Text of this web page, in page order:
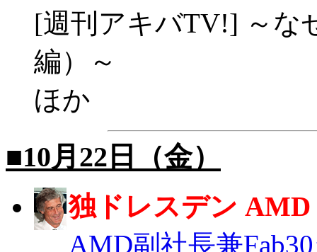
[週刊アキバTV!] ～な
編）～
ほか
■10月22日（金）
独ドレスデン AMD
AMD副社長兼